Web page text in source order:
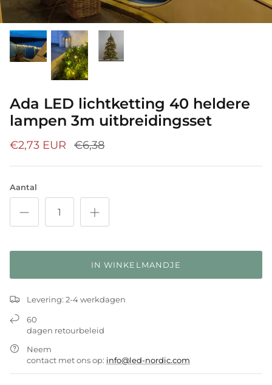
Ada LED lichtketting 40 heldere
lampen 3m uitbreidingsset
€2,73 EUR €6,38
Aantal
IN WINKELMANDJE
Levering: 2-4 werkdagen
60
dagen retourbeleid
Neem
contact met ons op: info@led-nordic.com